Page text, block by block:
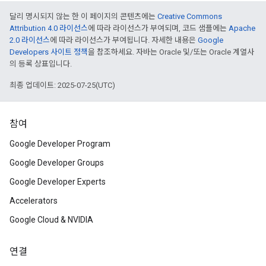
달리 명시되지 않는 한 이 페이지의 콘텐츠에는 Creative Commons
Attribution 4.0 라이선스에 따라 라이선스가 부여되며, 코드 샘플에는 Apache
2.0 라이선스에 따라 라이선스가 부여됩니다. 자세한 내용은 Google
Developers 사이트 정책을 참조하세요. 자바는 Oracle 및/또는 Oracle 계열사
의 등록 상표입니다.
최종 업데이트: 2025-07-25(UTC)
참여
Google Developer Program
Google Developer Groups
Google Developer Experts
Accelerators
Google Cloud & NVIDIA
연결